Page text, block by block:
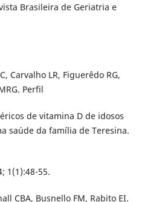
Brasileira de Geriatria e
Carvalho LR, Figuerêdo RG,
Perfil
de vitamina D de idosos
saúde da família de Teresina.
1(1):48-55.
CBA, Busnello FM, Rabito EI.